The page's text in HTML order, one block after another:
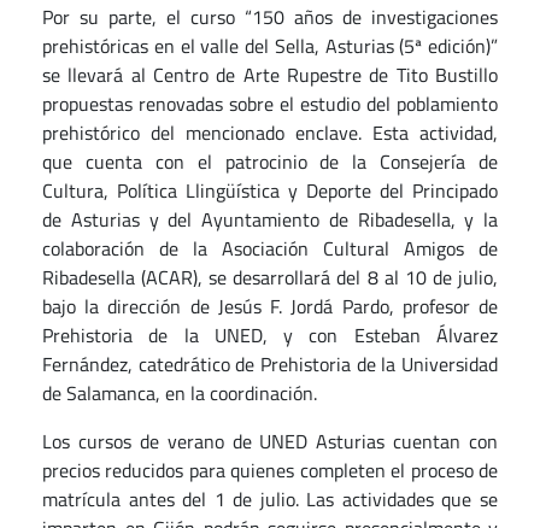
Por su parte, el curso “150 años de investigaciones
prehistóricas en el valle del Sella, Asturias (5ª edición)”
se llevará al Centro de Arte Rupestre de Tito Bustillo
propuestas renovadas sobre el estudio del poblamiento
prehistórico del mencionado enclave. Esta actividad,
que cuenta con el patrocinio de la Consejería de
Cultura, Política Llingüística y Deporte del Principado
de Asturias y del Ayuntamiento de Ribadesella, y la
colaboración de la Asociación Cultural Amigos de
Ribadesella (ACAR), se desarrollará del 8 al 10 de julio,
bajo la dirección de Jesús F. Jordá Pardo, profesor de
Prehistoria de la UNED, y con Esteban Álvarez
Fernández, catedrático de Prehistoria de la Universidad
de Salamanca, en la coordinación.
Los cursos de verano de UNED Asturias cuentan con
precios reducidos para quienes completen el proceso de
matrícula antes del 1 de julio. Las actividades que se